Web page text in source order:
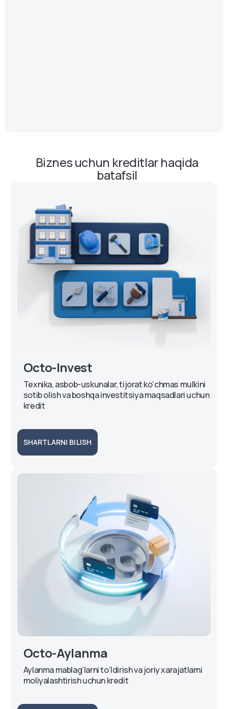
Biznes uchun kreditlar haqida
batafsil
Octo-Invest
Texnika, asbob-uskunalar, tijorat ko‘chmas mulkini
sotib olish va boshqa investitsiya maqsadlari uchun
kredit
SHARTLARNI BILISH
Octo-Aylanma
Aylanma mablag‘larni to‘ldirish va joriy xarajatlarni
moliyalashtirish uchun kredit